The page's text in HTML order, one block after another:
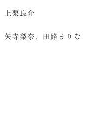
上栗良介
寺梨奈、田路まりな